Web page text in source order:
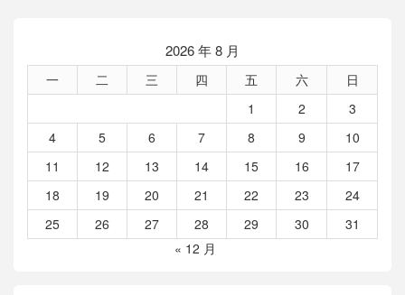
2026 年 8 月
一 二 三 四 五 六
日
1
2
3
4
5 6 7 8 9
10
11
12 13 14 15 16
17
18
19 20 21 22 23
24
25
26 27 28 29 30
31
« 12 月